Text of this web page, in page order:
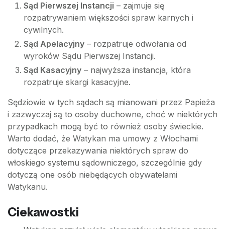
Sąd Pierwszej Instancji – zajmuje się
rozpatrywaniem większości spraw karnych i
cywilnych.
Sąd Apelacyjny – rozpatruje odwołania od
wyroków Sądu Pierwszej Instancji.
Sąd Kasacyjny – najwyższa instancja, która
rozpatruje skargi kasacyjne.
Sędziowie w tych sądach są mianowani przez Papieża
i zazwyczaj są to osoby duchowne, choć w niektórych
przypadkach mogą być to również osoby świeckie.
Warto dodać, że Watykan ma umowy z Włochami
dotyczące przekazywania niektórych spraw do
włoskiego systemu sądowniczego, szczególnie gdy
dotyczą one osób niebędących obywatelami
Watykanu.
Ciekawostki